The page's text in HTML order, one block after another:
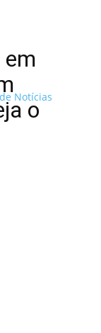
Notícias
o